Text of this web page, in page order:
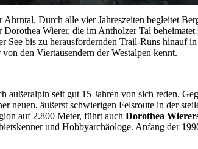
Durch alle vier Jahreszeiten begleitet
Wierer, die im Antholzer Tal
See bis zu herausfordernden Trail-Runs hinauf
den Viertausendern der Westalpen kennt.
seit gut 15 Jahren von sich reden.
neuen, äußerst schwierigen Felsroute in der
auf 2.800 Meter, führt auch Dorothea
und Hobbyarchäologe. Anfang der